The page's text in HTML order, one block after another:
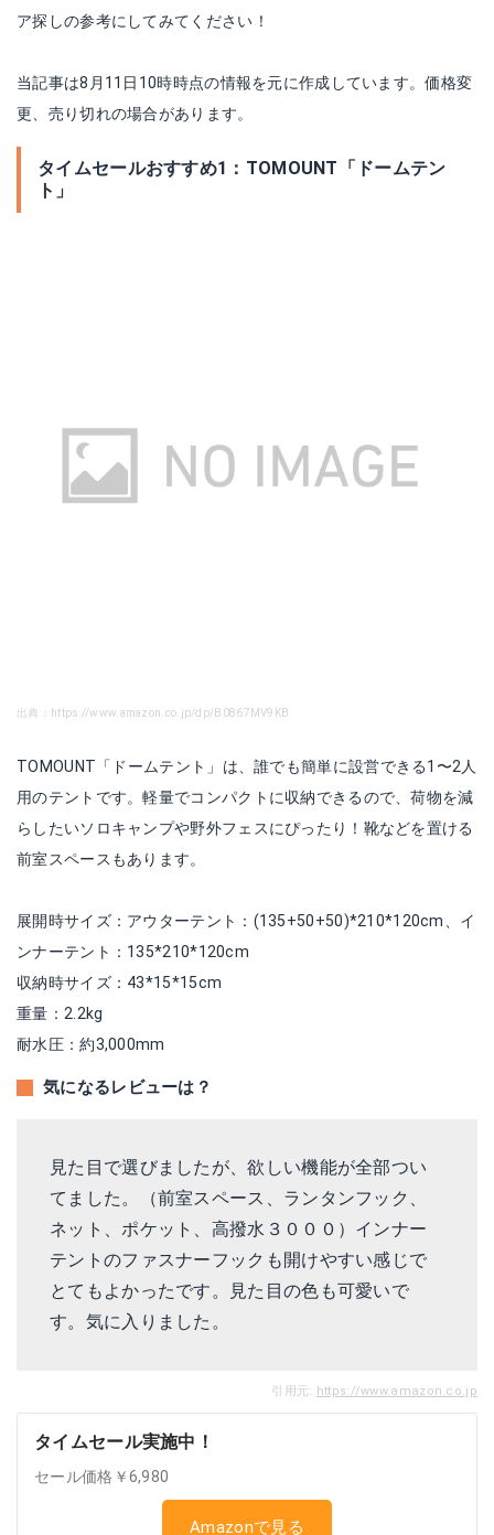
ア探しの参考にしてみてください！
当記事は8月11日10時時点の情報を元に作成しています。価格変
更、売り切れの場合があります。
タイムセールおすすめ1：TOMOUNT「ドームテン
ト」
出典：https://www.amazon.co.jp/dp/B0867MV9KB
TOMOUNT「ドームテント」は、誰でも簡単に設営できる1〜2人
用のテントです。軽量でコンパクトに収納できるので、荷物を減
らしたいソロキャンプや野外フェスにぴったり！靴などを置ける
前室スペースもあります。
展開時サイズ：アウターテント：(135+50+50)*210*120cm、イ
ンナーテント：135*210*120cm
収納時サイズ：43*15*15cm
重量：2.2kg
耐水圧：約3,000mm
気になるレビューは？
見た目で選びましたが、欲しい機能が全部つい
てました。（前室スペース、ランタンフック、
ネット、ポケット、高撥水３０００）インナー
テントのファスナーフックも開けやすい感じで
とてもよかったです。見た目の色も可愛いで
す。気に入りました。
引用元: https://www.amazon.co.jp
タイムセール実施中！
セール価格￥6,980
Amazonで見る